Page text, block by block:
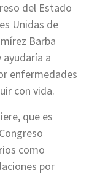
del Estado
Unidas de
Barba
a
enfermedades
con vida.
que es
como
por